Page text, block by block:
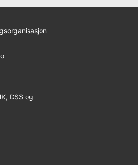
DSS og